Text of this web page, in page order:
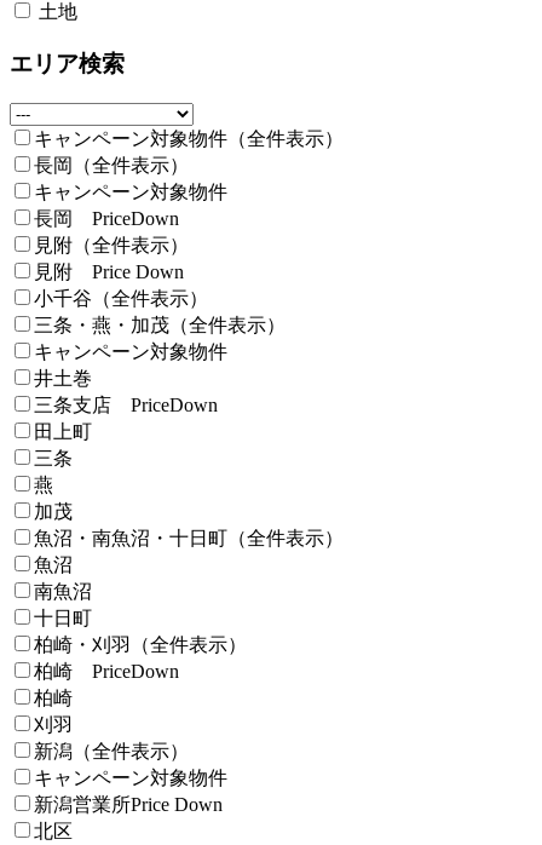
土地
エリア検索
キャンペーン対象物件（全件表示）
長岡（全件表示）
キャンペーン対象物件
長岡 PriceDown
見附（全件表示）
見附 Price Down
小千谷（全件表示）
三条・燕・加茂（全件表示）
キャンペーン対象物件
井土巻
三条支店 PriceDown
田上町
三条
燕
加茂
魚沼・南魚沼・十日町（全件表示）
魚沼
南魚沼
十日町
柏崎・刈羽（全件表示）
柏崎 PriceDown
柏崎
刈羽
新潟（全件表示）
キャンペーン対象物件
新潟営業所Price Down
北区